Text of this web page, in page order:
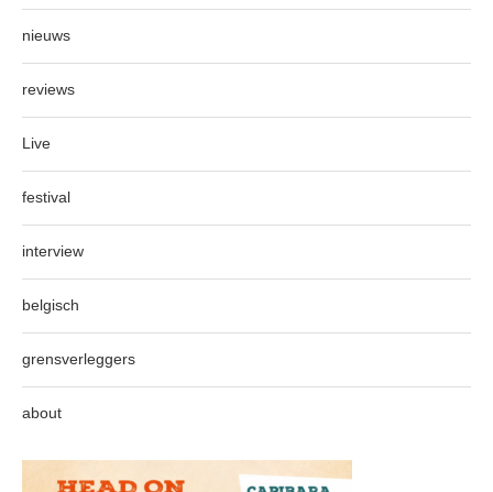
nieuws
reviews
Live
festival
interview
belgisch
grensverleggers
about